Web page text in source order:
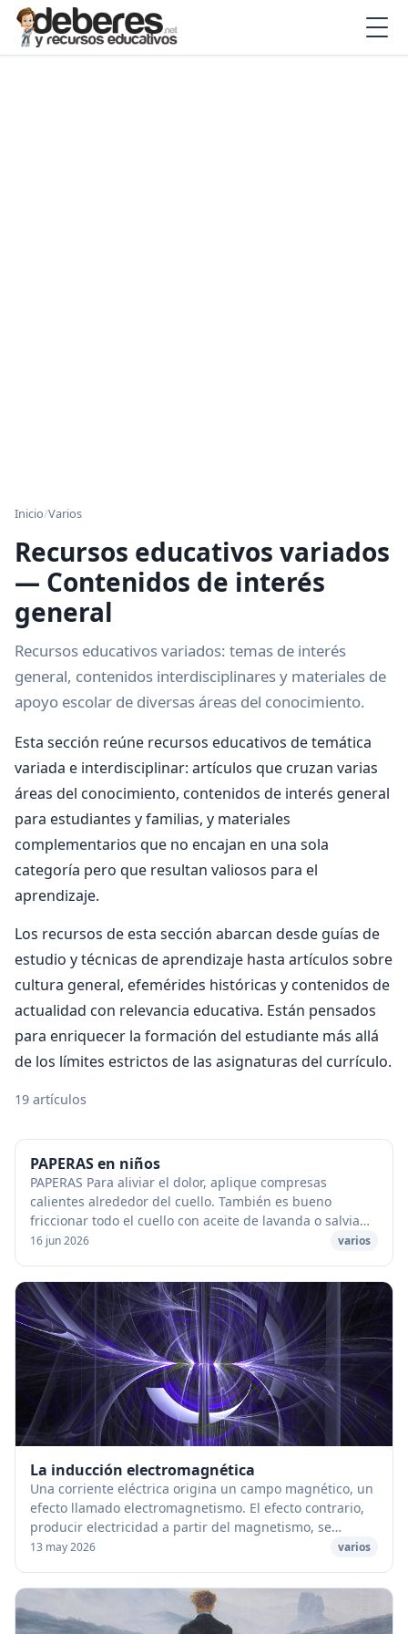
Inicio/Varios
Recursos educativos variados
— Contenidos de interés
general
Recursos educativos variados: temas de interés
general, contenidos interdisciplinares y materiales de
apoyo escolar de diversas áreas del conocimiento.
Esta sección reúne recursos educativos de temática
variada e interdisciplinar: artículos que cruzan varias
áreas del conocimiento, contenidos de interés general
para estudiantes y familias, y materiales
complementarios que no encajan en una sola
categoría pero que resultan valiosos para el
aprendizaje.
Los recursos de esta sección abarcan desde guías de
estudio y técnicas de aprendizaje hasta artículos sobre
cultura general, efemérides históricas y contenidos de
actualidad con relevancia educativa. Están pensados
para enriquecer la formación del estudiante más allá
de los límites estrictos de las asignaturas del currículo.
19 artículos
PAPERAS en niños
PAPERAS Para aliviar el dolor, aplique compresas
calientes alrededor del cuello. También es bueno
friccionar todo el cuello con aceite de lavanda o salvia
disuelto en un poco de aceite de girasol.
16 jun 2026 varios
La inducción electromagnética
Una corriente eléctrica origina un campo magnético, un
efecto llamado electromagnetismo. El efecto contrario,
producir electricidad a partir del magnetismo, se
denomina inducción electromagnética. El ...
13 may 2026 varios